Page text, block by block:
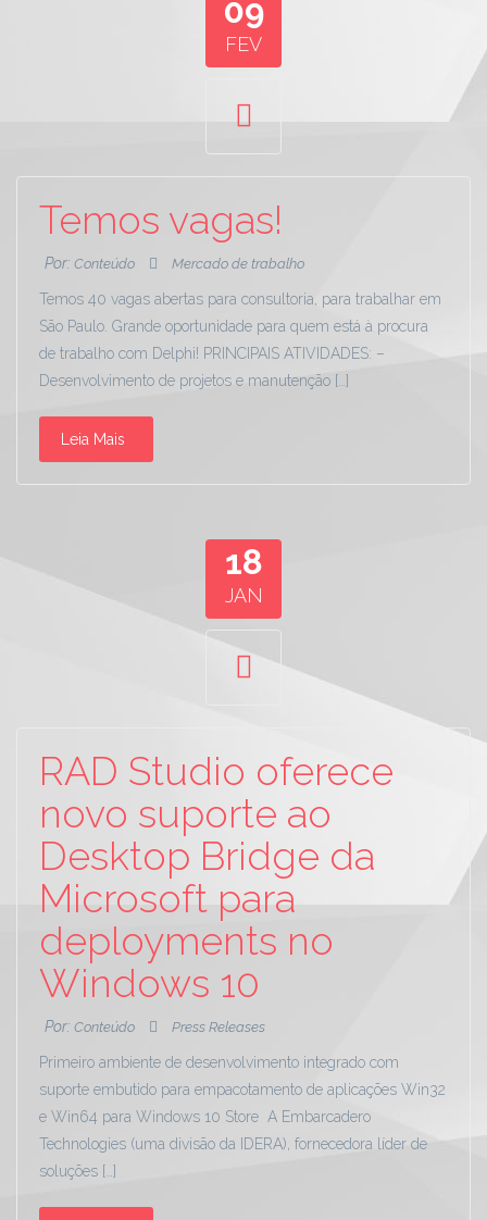
09
FEV
Temos vagas!
Por: Conteúdo Mercado de trabalho
Temos 40 vagas abertas para consultoria, para trabalhar em
São Paulo. Grande oportunidade para quem está à procura
de trabalho com Delphi! PRINCIPAIS ATIVIDADES: –
Desenvolvimento de projetos e manutenção […]
Leia Mais
18
JAN
RAD Studio oferece
novo suporte ao
Desktop Bridge da
Microsoft para
deployments no
Windows 10
Por: Conteúdo Press Releases
Primeiro ambiente de desenvolvimento integrado com
suporte embutido para empacotamento de aplicações Win32
e Win64 para Windows 10 Store A Embarcadero
Technologies (uma divisão da IDERA), fornecedora líder de
soluções […]